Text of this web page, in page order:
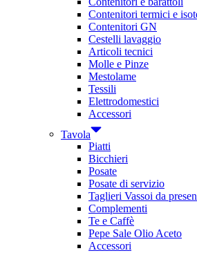
Contenitori termici e
Contenitori GN
Cestelli lavaggio
Articoli tecnici
Molle e Pinze
Mestolame
Tessili
Elettrodomestici
Accessori
Tavola
Piatti
Bicchieri
Posate
Posate di servizio
Taglieri Vassoi da
Complementi
Te e Caffè
Pepe Sale Olio Aceto
Accessori